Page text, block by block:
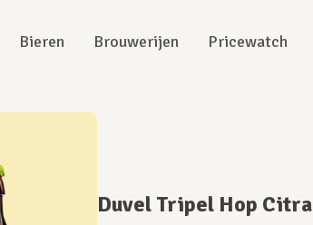
Bieren Brouwerijen Pricewatch
Duvel Tripel Hop Citra